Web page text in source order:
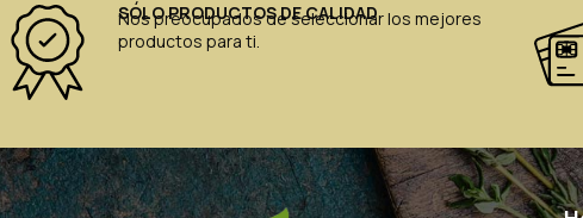
SÓLO PRODUCTOS DE CALIDAD
Nos preocupados de seleccionar los mejores
productos para ti.